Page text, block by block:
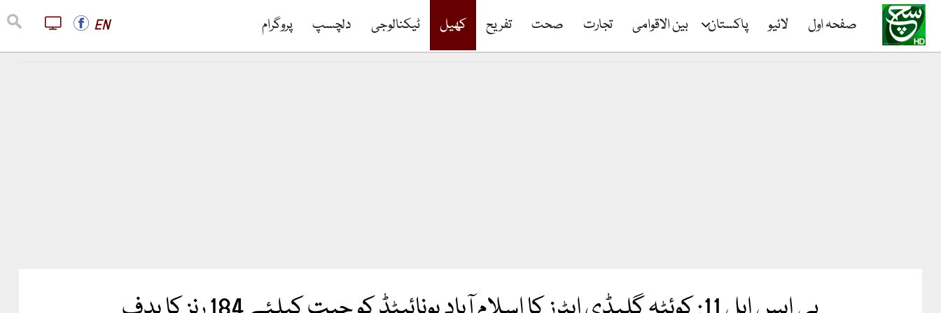
صفحہ اول لائیو پاکستان بین الاقوامی تجارت صحت تفریح کھیل ٹیکنالوجی دلچسپ پروگرام EN